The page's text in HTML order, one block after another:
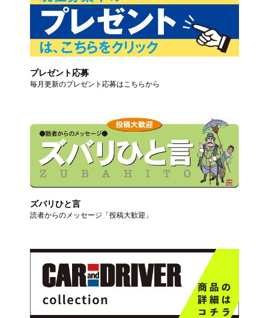
プレゼント応募
毎月更新のプレゼント応募はこちらから
ズバリひと言
読者からのメッセージ「投稿大歓迎」